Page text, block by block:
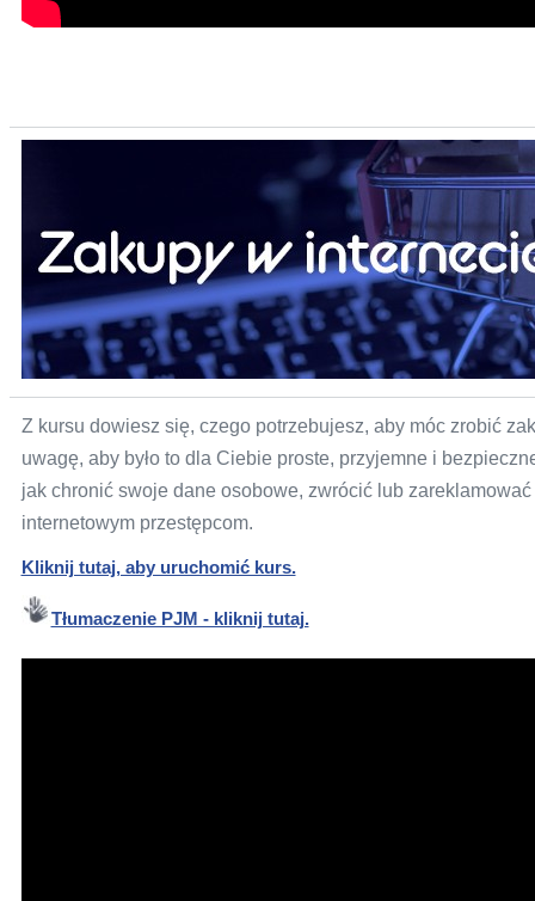
Z kursu dowiesz się, czego potrzebujesz, aby móc zrobić
uwagę, aby było to dla Ciebie proste, przyjemne i
jak chronić swoje dane osobowe, zwrócić lub
internetowym przestępcom.
Kliknij tutaj, aby uruchomić kurs.Nowa
Tłumaczenie PJM - kliknij tutaj.